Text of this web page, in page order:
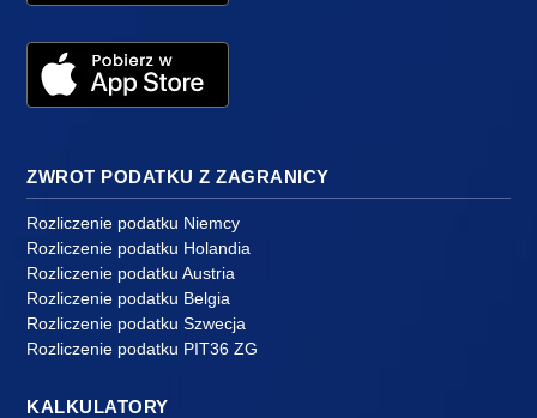
ZWROT PODATKU Z ZAGRANICY
Rozliczenie podatku Niemcy
Rozliczenie podatku Holandia
Rozliczenie podatku Austria
Rozliczenie podatku Belgia
Rozliczenie podatku Szwecja
Rozliczenie podatku PIT36 ZG
KALKULATORY